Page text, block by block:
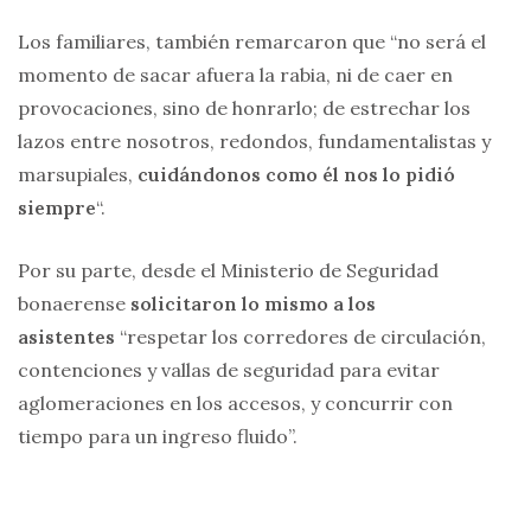
Los familiares, también remarcaron que “no será el
momento de sacar afuera la rabia, ni de caer en
provocaciones, sino de honrarlo; de estrechar los
lazos entre nosotros, redondos, fundamentalistas y
marsupiales, cuidándonos como él nos lo pidió
siempre“.
Por su parte, desde el Ministerio de Seguridad
bonaerense solicitaron lo mismo a los
asistentes “respetar los corredores de circulación,
contenciones y vallas de seguridad para evitar
aglomeraciones en los accesos, y concurrir con
tiempo para un ingreso fluido”.